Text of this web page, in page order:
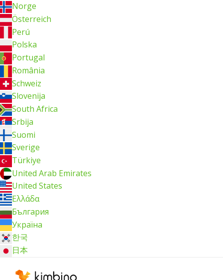
Norge
Österreich
Perú
Polska
Portugal
România
Schweiz
Slovenija
South Africa
Srbija
Suomi
Sverige
Türkiye
United Arab Emirates
United States
Ελλάδα
България
Україна
한국
日本